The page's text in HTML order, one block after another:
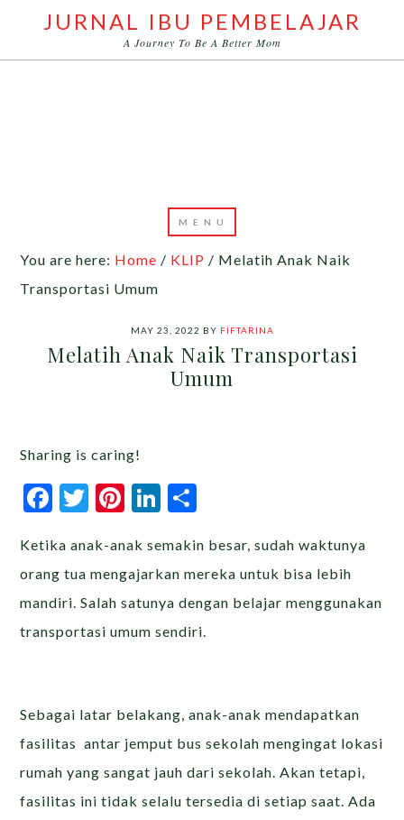
JURNAL IBU PEMBELAJAR
A Journey To Be A Better Mom
You are here: Home / KLIP / Melatih Anak Naik
Transportasi Umum
MAY 23, 2022 BY FIFTARINA
Melatih Anak Naik Transportasi
Umum
Sharing is caring!
Facebook
Twitter
Pinterest
LinkedIn
Ketika anak-anak semakin besar, sudah waktunya
orang tua mengajarkan mereka untuk bisa lebih
mandiri. Salah satunya dengan belajar menggunakan
transportasi umum sendiri.
Sebagai latar belakang, anak-anak mendapatkan
fasilitas antar jemput bus sekolah mengingat lokasi
rumah yang sangat jauh dari sekolah. Akan tetapi,
fasilitas ini tidak selalu tersedia di setiap saat. Ada